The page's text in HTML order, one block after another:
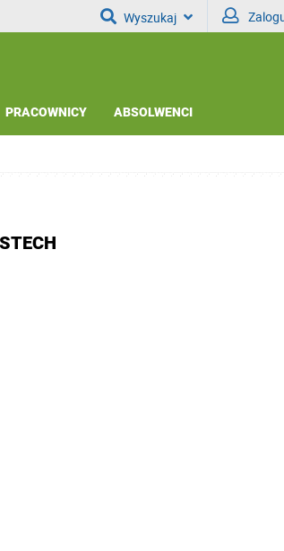
Wyszukaj
PRACOWNICY ABSOLWENCI